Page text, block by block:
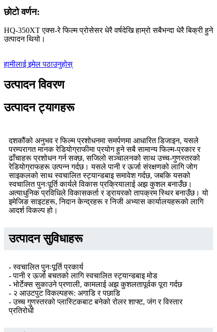
छोटो वर्णन:
HQ-350XT एक्स-रे फिल्म प्रोसेसर धेरै वर्षदेखि हाम्रो सबैभन्दा धेरै बिक्री हुने
उत्पादन थियो।
हामीलाई इमेल पठाउनुहोस्
उत्पादन विवरण
उत्पादन ट्यागहरू
दशकौंको अनुभव र फिल्म प्रशोधनमा समर्पणमा आधारित डिजाइन, यसले
परम्परागत मानक रेडियोग्राफीमा प्रयोग हुने सबै सामान्य फिल्म-प्रकार र
ढाँचाहरू प्रशोधन गर्न सक्छ, सजिलो सञ्चालनको साथ उच्च-गुणस्तरको
रेडियोग्राफहरू उत्पन्न गर्दछ। यसले पानी र ऊर्जा संरक्षणको लागि जोग
साइकलको साथ स्वचालित स्ट्यान्डबाइ समावेश गर्दछ, जबकि यसको
स्वचालित पुनःपूर्ति कार्यले विकास प्रक्रियालाई अझ कुशल बनाउँछ।
अत्याधुनिक प्रविधिले विकासकर्ता र ड्रायरको तापक्रम स्थिर बनाउँछ। यो
इमेजिङ साइटहरू, निदान केन्द्रहरू र निजी अभ्यास कार्यालयहरूको लागि
आदर्श विकल्प हो।
उत्पादन सुविधाहरू
- स्वचालित पुनःपूर्ति प्रकार्य
- पानी र ऊर्जा बचतको लागि स्वचालित स्ट्यान्डबाइ मोड
- भोर्टेक्स सुकाउने प्रणाली, कामलाई अझ कुशलतापूर्वक पूरा गर्दछ
- २ आउटपुट विकल्पहरू: अगाडि र पछाडि
- उच्च गुणस्तरको प्लास्टिकबाट बनेको रोलर शाफ्ट, जंग र विस्तार
प्रतिरोधी